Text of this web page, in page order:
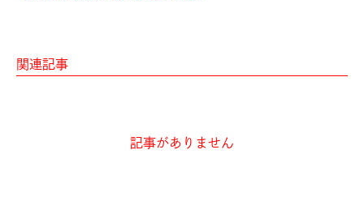
関連記事
記事がありません